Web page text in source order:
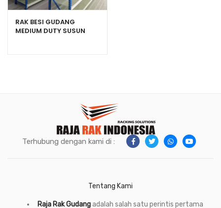
RAK BESI GUDANG
MEDIUM DUTY SUSUN
Terhubung dengan kami di :
Tentang Kami
Raja Rak Gudangadalah salah satu perintis pertama